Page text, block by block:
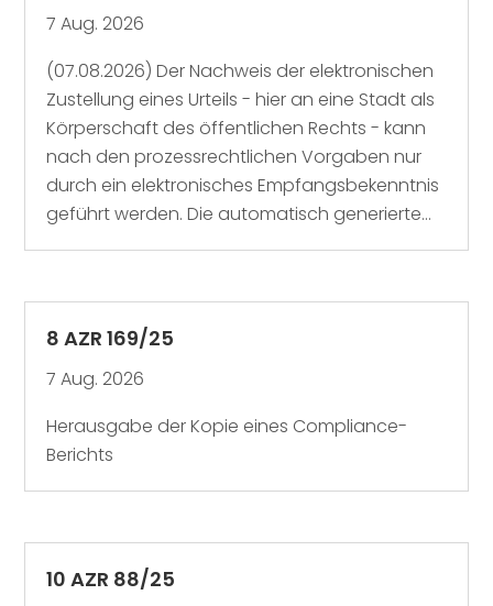
7 Aug. 2026
(07.08.2026) Der Nachweis der elektronischen
Zustellung eines Urteils - hier an eine Stadt als
Körperschaft des öffentlichen Rechts - kann
nach den prozessrechtlichen Vorgaben nur
durch ein elektronisches Empfangsbekenntnis
geführt werden. Die automatisch generierte...
8 AZR 169/25
7 Aug. 2026
Herausgabe der Kopie eines Compliance-
Berichts
10 AZR 88/25